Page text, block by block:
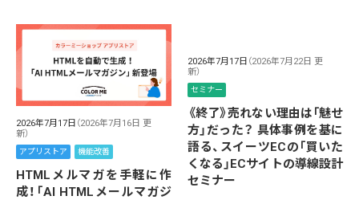
2026年7月17日 （2026年7月16日 更
新）
アプリストア 機能改善
HTMLメルマガを手軽に作
成！「AI HTMLメールマガジ
2026年7月17日 （2026年7月22日 更
新）
セミナー
《終了》売れない理由は「魅せ
方」だった？ 具体事例を基に
語る、スイーツECの「買いた
くなる」ECサイトの導線設計
セミナー